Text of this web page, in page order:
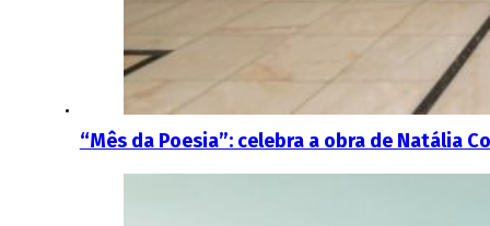
“Mês da Poesia”: celebra a obra de Natália